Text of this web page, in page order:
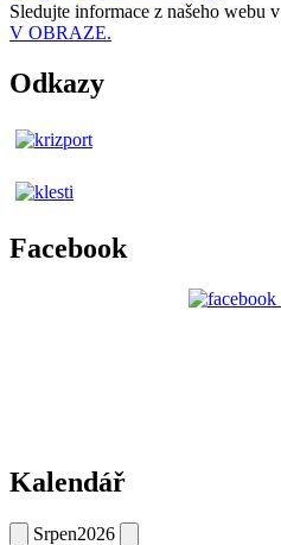
Sledujte informace z našeho webu v
V OBRAZE.
Odkazy
Facebook
Kalendář
Srpen2026